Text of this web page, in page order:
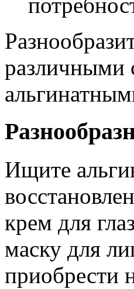
различными
Ищите
крем для
маску для
приобрести